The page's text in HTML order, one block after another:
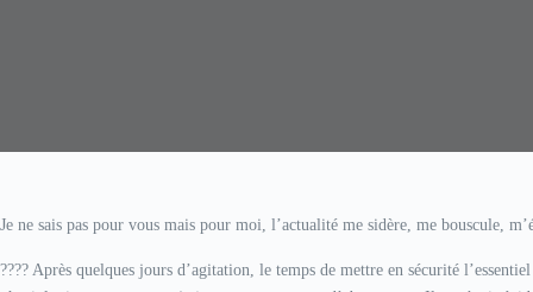
Je ne sais pas pour vous mais pour moi, l’actualité me sidère, me bouscule,
???? Après quelques jours d’agitation, le temps de mettre en sécurité